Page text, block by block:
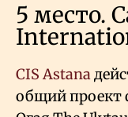
5 место.
CIS Astana
общий проект